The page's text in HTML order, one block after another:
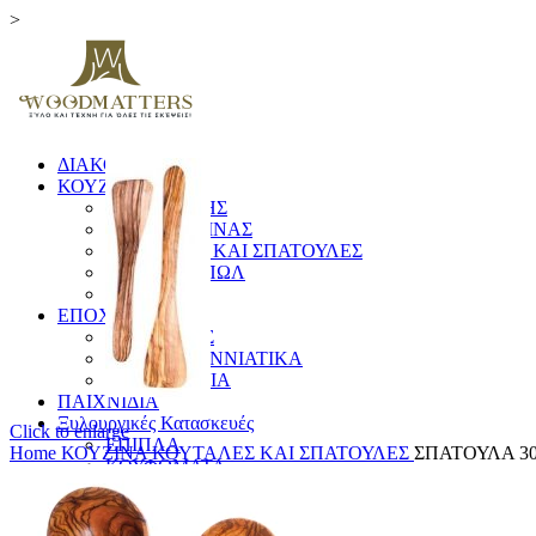
>
ΔΙΑΚΟΣΜΗΤΙΚΑ
ΚΟΥΖΙΝΑ
ΞΥΛΑ ΚΟΠΗΣ
ΕΙΔΗ ΚΟΥΖΙΝΑΣ
ΚΟΥΤΑΛΕΣ ΚΑΙ ΣΠΑΤΟΥΛΕΣ
ΠΙΑΤΑ & ΜΠΩΛ
ΓΟΥΔΙΑ
ΕΠΟΧΙΚΑ
ΛΑΜΠΑΔΕΣ
ΧΡΙΣΤΟΥΓΕΝΝΙΑΤΙΚΑ
ΗΜΕΡΟΛΟΓΙΑ
ΠΑΙΧΝΙΔΙΑ
Ξυλουργικές Κατασκευές
ΕΠΙΠΛΑ
ΚΟΥΦΩΜΑΤΑ
ΠΙΝΑΚΙΔΕΣ
ΚΑΓΚΕΛΑ
ΔΙΑΦΟΡΑ
Click to enlarge
Home ΚΟΥΖΙΝΑΚΟΥΤΑΛΕΣ ΚΑΙ ΣΠΑΤΟΥΛΕΣ ΣΠΑΤΟΥΛΑ